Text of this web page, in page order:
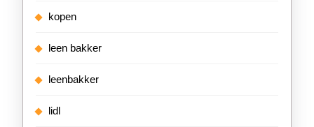
kopen
leen bakker
leenbakker
lidl